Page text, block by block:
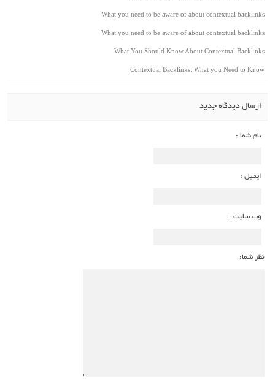
What you need to be aware of about contextual backlinks
What you need to be aware of about contextual backlinks
What You Should Know About Contextual Backlinks
Contextual Backlinks: What you Need to Know
ارسال دیدگاه جدید
نام شما :
ایمیل :
وب سایت :
نظر شما: